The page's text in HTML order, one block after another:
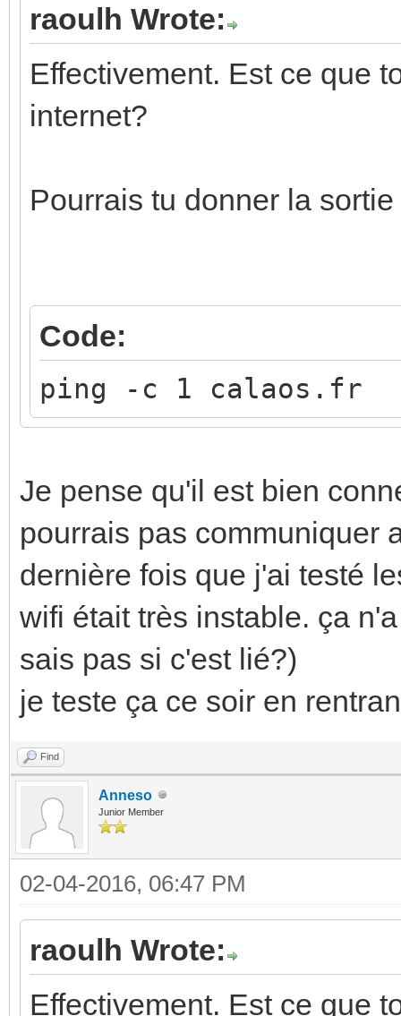
raoulh Wrote:
Effectivement. Est ce que
internet?
Pourrais tu donner la
Code:
ping -c 1 calaos.fr
Je pense qu'il est bien
pourrais pas communiquer
dernière fois que j'ai testé
wifi était très instable. ça
sais pas si c'est lié?)
je teste ça ce soir en
Find
Anneso
Junior Member
02-04-2016, 06:47 PM
raoulh Wrote:
Effectivement. Est ce que